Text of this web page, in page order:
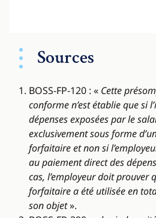
Sources
BOSS-FP-120 : « Cette
conforme n’est établie que si
dépenses exposées par le
exclusivement sous forme
forfaitaire et non si
au paiement direct des
cas, l’employeur doit prouver
forfaitaire a été utilisée en
son objet».